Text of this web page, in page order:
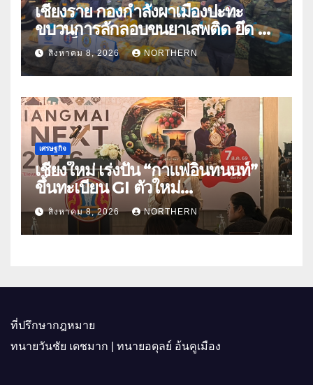
เชียงราย กองกำลังผาเมืองปะทะ
ขบวนการลักลอบขนยาเสพติด ยึด 2
ล้านเม็ด
สิงหาคม 8, 2026 NORTHERN
เศรษฐกิจ
เชียงใหม่ เร่งปั้น “กาแฟอินทนนท์”
ขึ้นทะเบียน GI ตัวใหม่
“CHIANGMAI GI NEXT 2026”
ติดอาวุธผู้ประกอบการ 100 ราย ดัน
สินค้าอัตลักษณ์สู่ตลาดพรีเมียม
สิงหาคม 8, 2026 NORTHERN
ที่ปรึกษากฎหมาย
ทนายวันชัย เดชมาก | ทนายอดุลย์ อ้นคูเมือง